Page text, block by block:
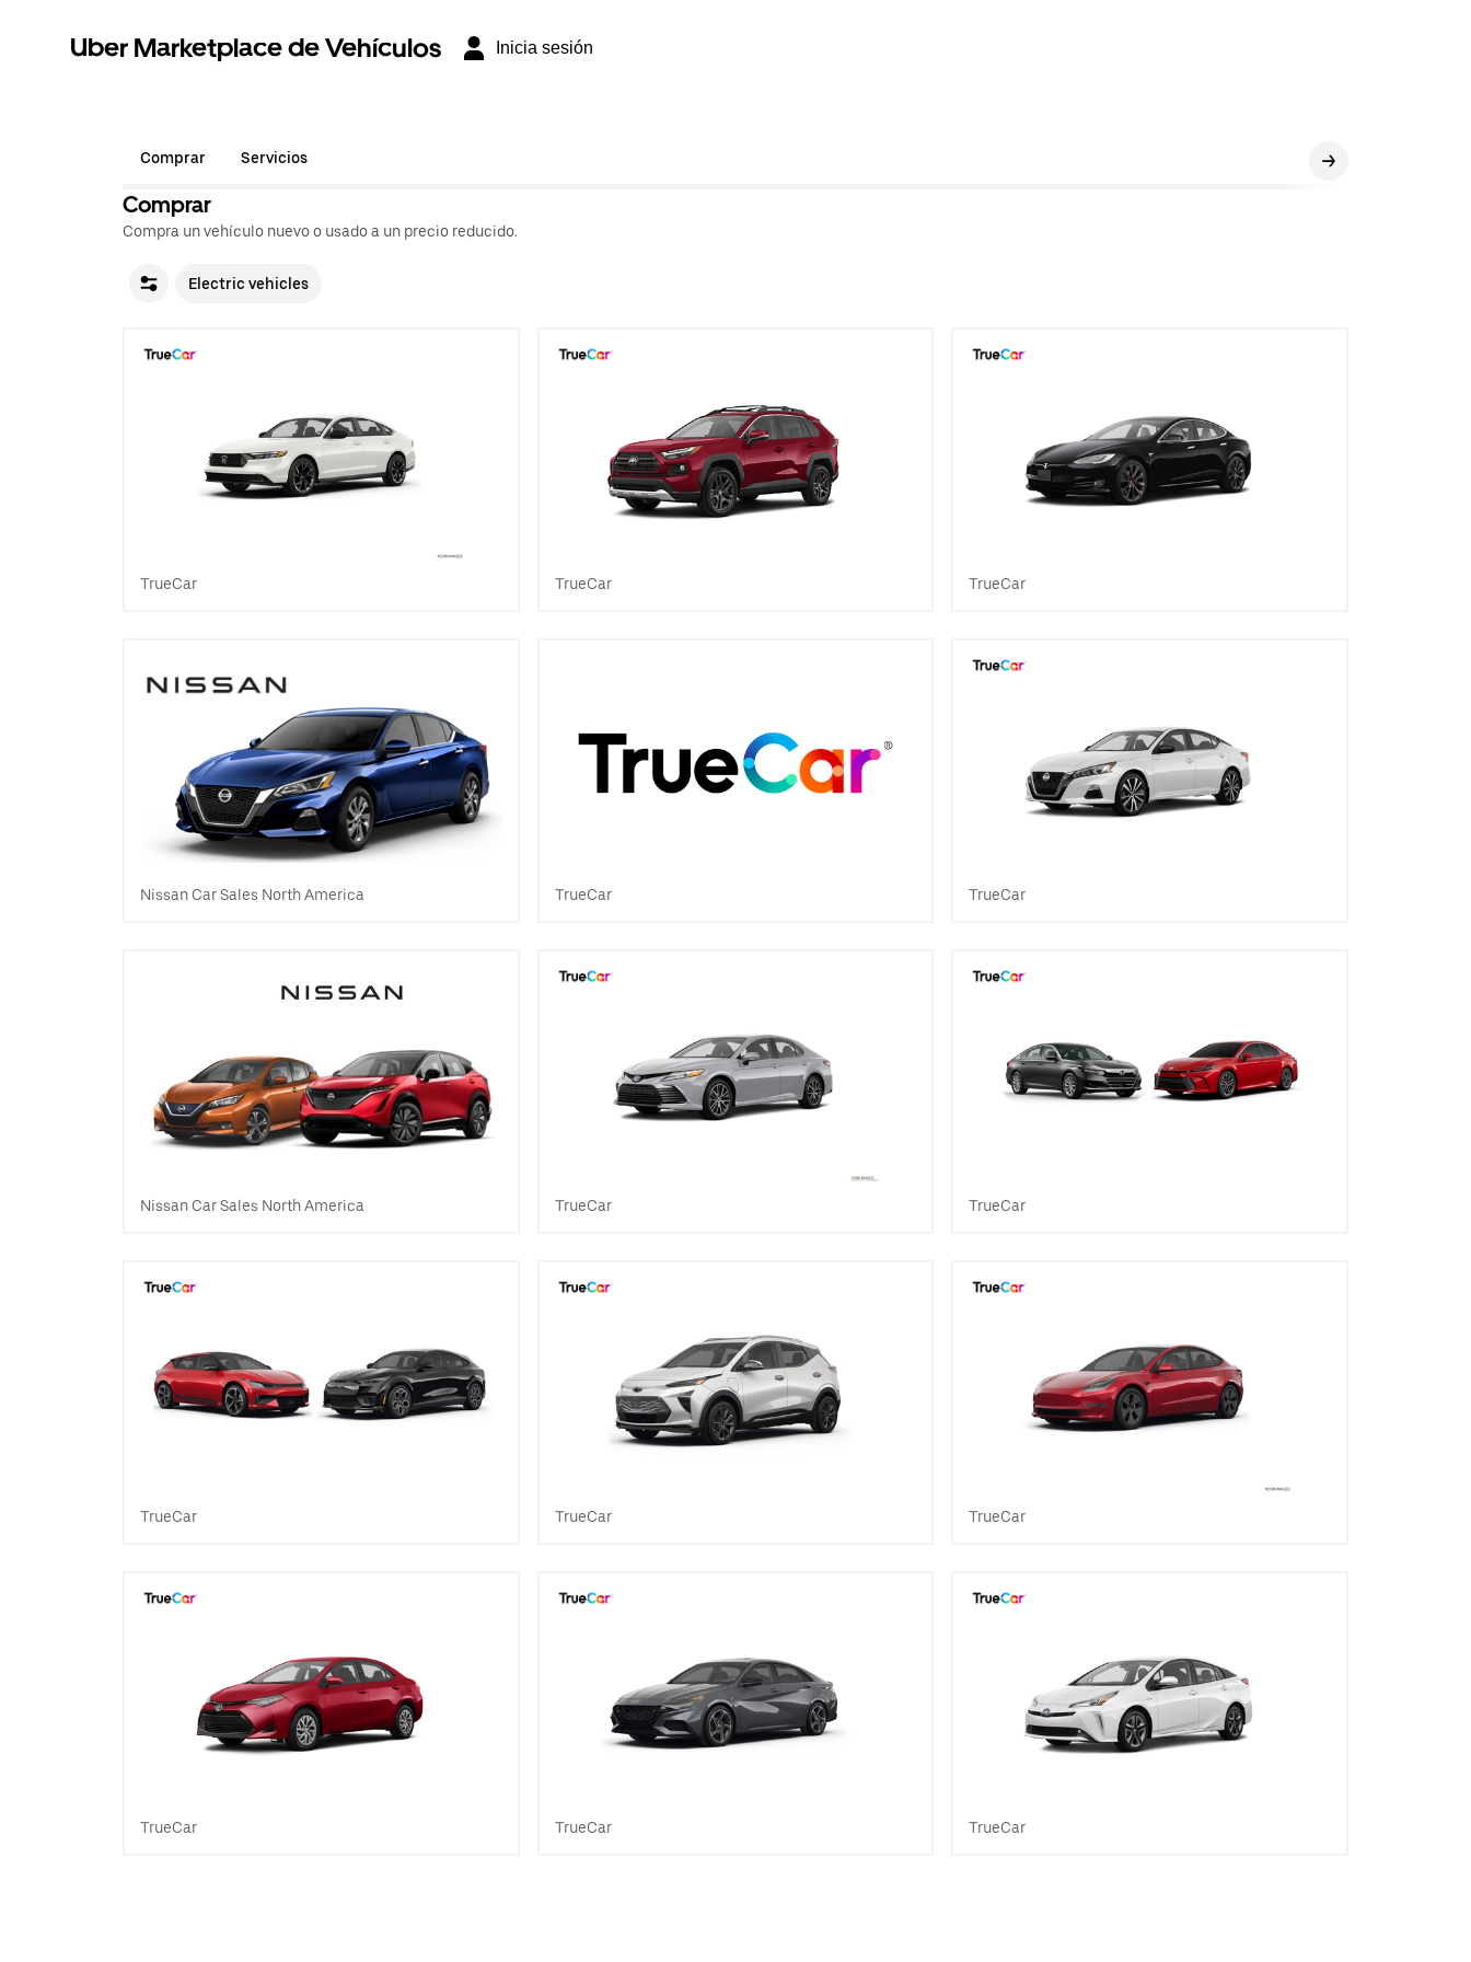
Uber Marketplace de Vehículos Inicia sesión
Comprar Servicios
Comprar
Compra un vehículo nuevo o usado a un precio reducido.
Electric vehicles
TrueCar TrueCar TrueCar
Nissan Car Sales North America TrueCar TrueCar
Nissan Car Sales North America TrueCar TrueCar
TrueCar TrueCar TrueCar
TrueCar TrueCar TrueCar